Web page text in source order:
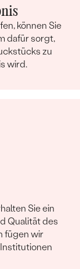
können Sie
dafür sorgt,
zu
wird.
Sie ein
Qualität des
fügen wir